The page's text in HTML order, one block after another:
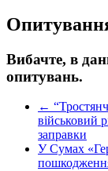
Вибачте, в
опитувань.
←
військовий
заправки
У Сумах